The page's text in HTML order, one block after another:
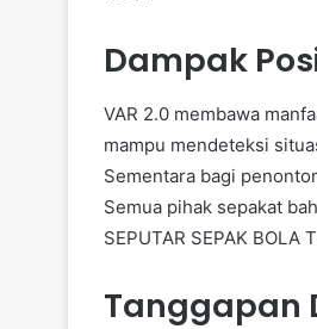
Dampak
VAR 2.0 membawa
mampu mendeteksi
Sementara bagi
Semua pihak sepakat
SEPUTAR SEPAK BOLA
Tanggapan